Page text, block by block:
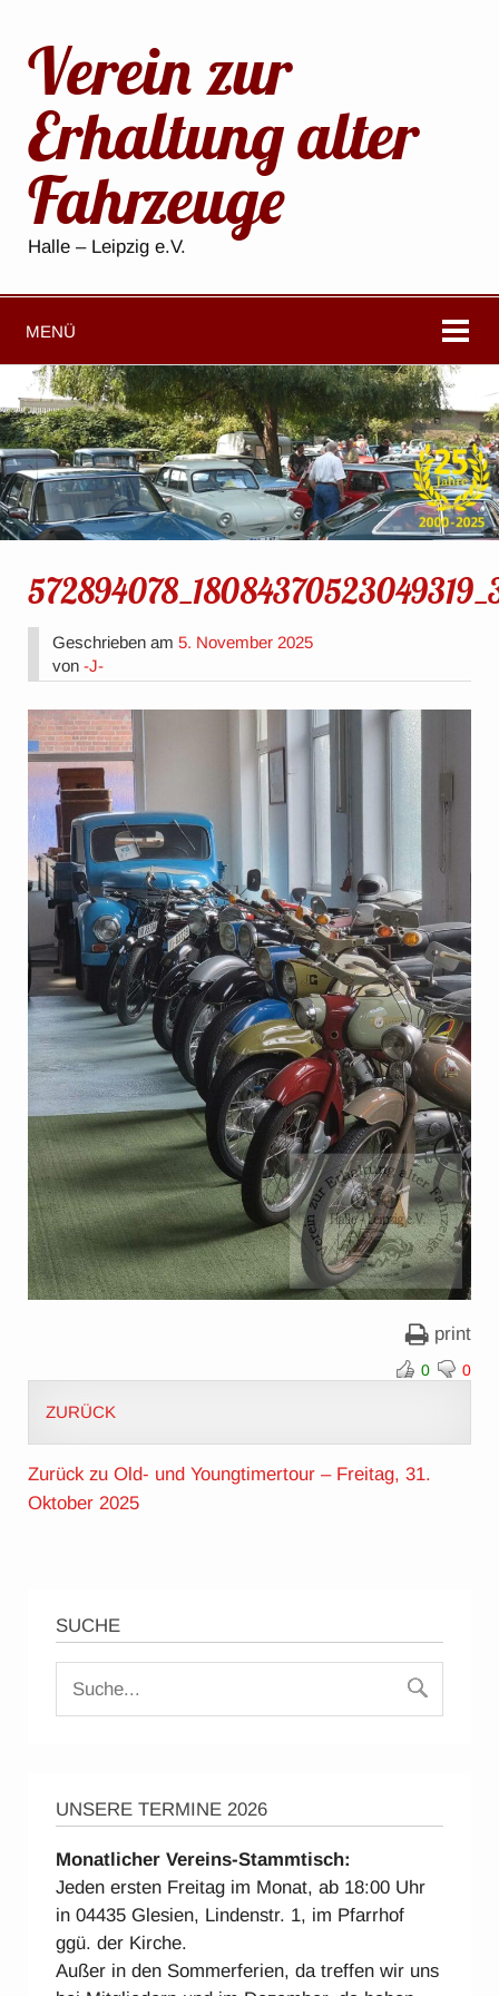
Verein zur
Erhaltung alter
Fahrzeuge
Halle – Leipzig e.V.
MENÜ
Geschrieben am5. November 2025
von-J-
print
0 0
ZURÜCK
Zurück zu Old- und Youngtimertour – Freitag, 31.
Oktober 2025
SUCHE
UNSERE TERMINE 2026
Monatlicher Vereins-Stammtisch:
Jeden ersten Freitag im Monat, ab 18:00 Uhr
in 04435 Glesien, Lindenstr. 1, im Pfarrhof
ggü. der Kirche.
Außer in den Sommerferien, da treffen wir uns